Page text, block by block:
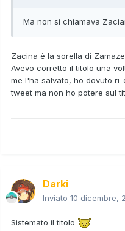
Ma non si chiamava
Zacina è la sorella di
Avevo corretto il titolo una
me l'ha salvato, ho dovuto
tweet ma non ho potere sul
Darki
Inviato 10 dicembre,
Sistemato il titolo